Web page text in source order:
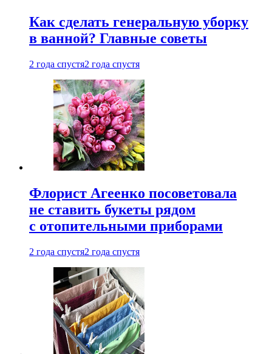
Как сделать генеральную уборку
в ванной? Главные советы
2 года спустя2 года спустя
Флорист Агеенко посоветовала
не ставить букеты рядом
с отопительными приборами
2 года спустя2 года спустя